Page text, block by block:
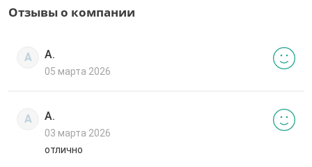
Отзывы о компании
А А.
05 марта 2026
А А.
03 марта 2026
отлично